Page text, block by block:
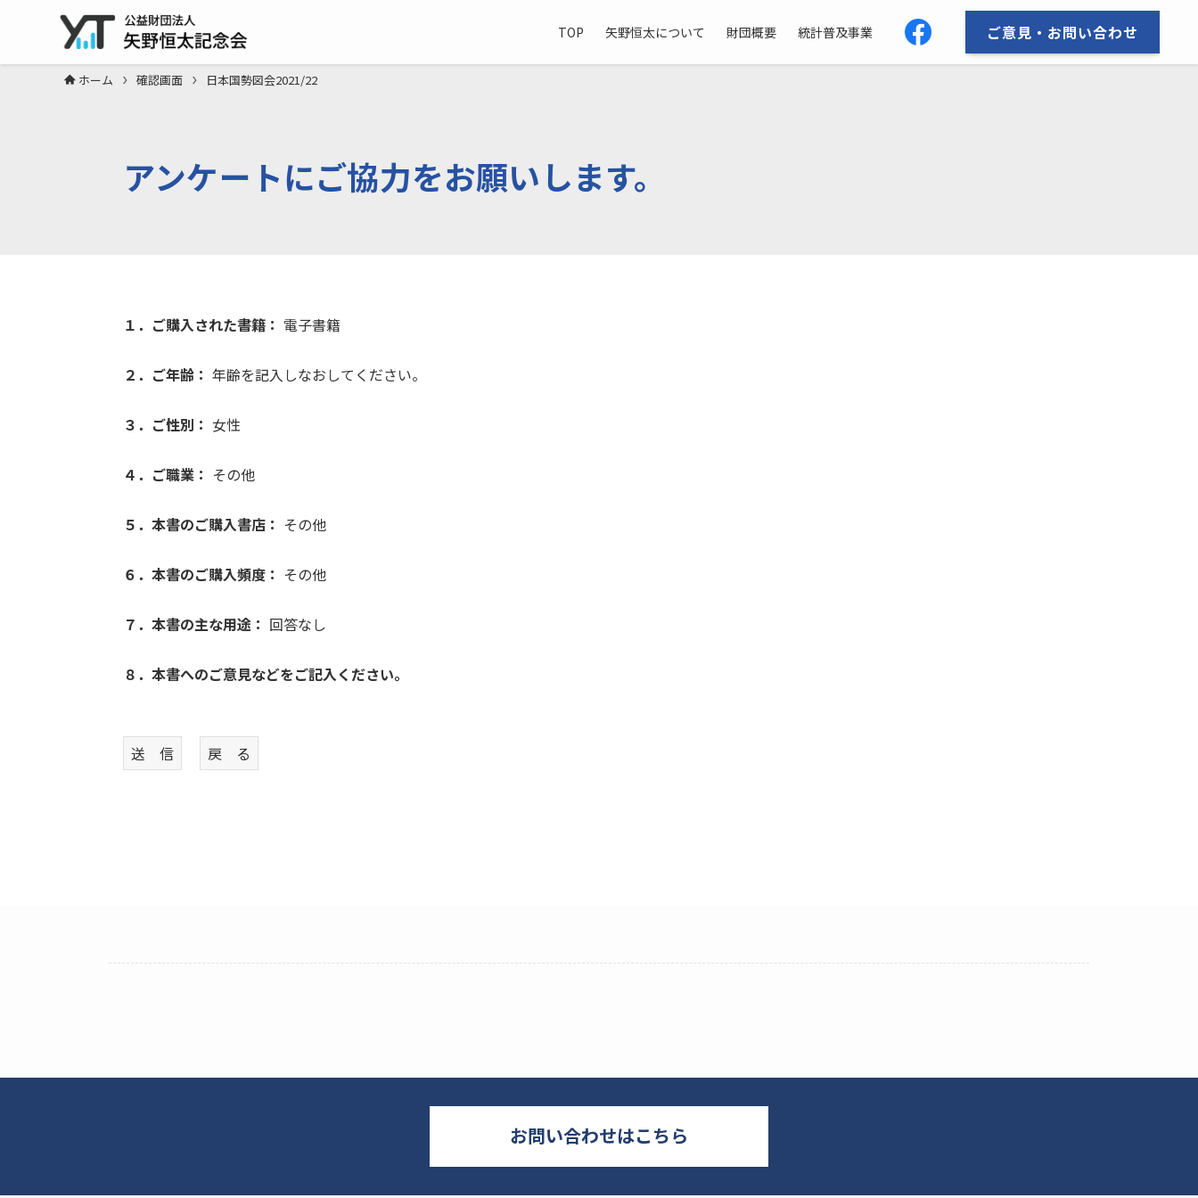
TOP 矢野恒太について 財団概要 統計普及事業 ご意見・お問い合わせ
ホーム 確認画面 日本国勢図会2021/22
アンケートにご協力をお願いします。
１．ご購入された書籍： 電子書籍
２．ご年齢： 年齢を記入しなおしてください。
３．ご性別： 女性
４．ご職業： その他
５．本書のご購入書店： その他
６．本書のご購入頻度： その他
７．本書の主な用途： 回答なし
８．本書へのご意見などをご記入ください。
お問い合わせはこちら